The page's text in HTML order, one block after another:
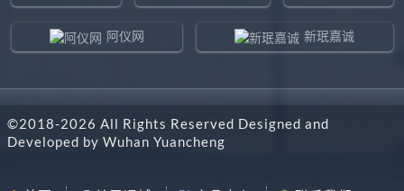
阿仪网 新珉嘉诚
东北制造网 药智通
©2018-2026 All Rights Reserved Designed and
Developed by Wuhan Yuancheng